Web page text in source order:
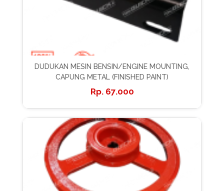
DUDUKAN MESIN BENSIN/ENGINE MOUNTING,
CAPUNG METAL (FINISHED PAINT)
67.000